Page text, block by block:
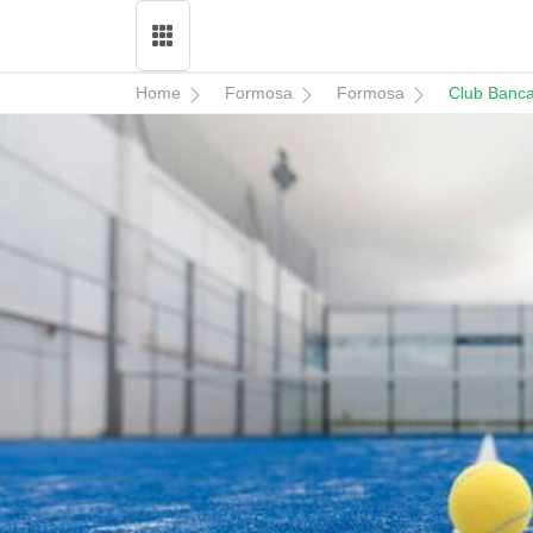
Home Formosa Formosa Club